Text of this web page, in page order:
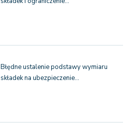
Błędne ustalenie podstawy wymiaru
składek na ubezpieczenie…